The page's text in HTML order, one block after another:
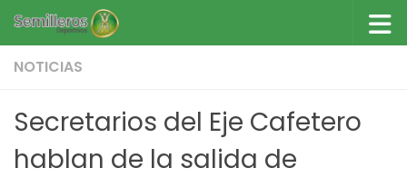
Saltar al contenido
NOTICIAS
Secretarios del Eje Cafetero
hablan de la salida de